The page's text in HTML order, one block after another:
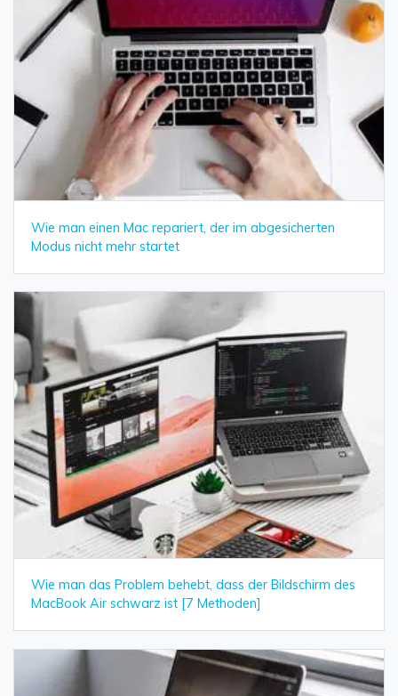
Wie man einen Mac repariert, der im abgesicherten
Modus nicht mehr startet
Wie man das Problem behebt, dass der Bildschirm des
MacBook Air schwarz ist [7 Methoden]